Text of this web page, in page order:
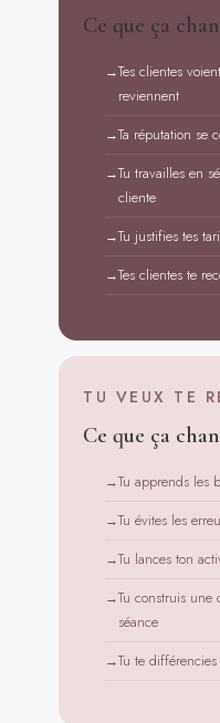
Ce que ça
Tes clientes
reviennent
Ta réputation se
Tu travailles en
cliente
Tu justifies tes
Tes clientes te
TU VEUX TE
Ce que ça
Tu apprends les
Tu évites les
Tu lances ton
Tu construis une
séance
Tu te